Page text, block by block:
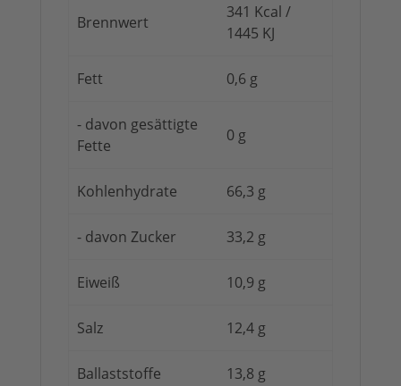
Brennwert
341 Kcal /
1445 KJ
Fett 0,6 g
- davon gesättigte
Fette
0 g
Kohlenhydrate 66,3 g
- davon Zucker 33,2 g
Eiweiß 10,9 g
Salz 12,4 g
Ballaststoffe 13,8 g